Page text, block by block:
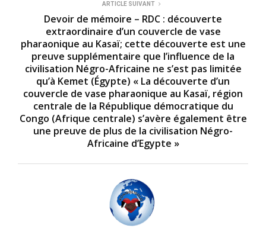
ARTICLE SUIVANT
Devoir de mémoire – RDC : découverte
extraordinaire d’un couvercle de vase
pharaonique au Kasaï; cette découverte est une
preuve supplémentaire que l’influence de la
civilisation Négro-Africaine ne s’est pas limitée
qu’à Kemet (Égypte) « La découverte d’un
couvercle de vase pharaonique au Kasaï, région
centrale de la République démocratique du
Congo (Afrique centrale) s’avère également être
une preuve de plus de la civilisation Négro-
Africaine d’Egypte »